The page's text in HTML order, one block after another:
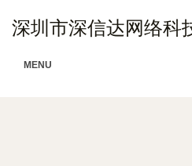
深圳市深信达网络科
MENU